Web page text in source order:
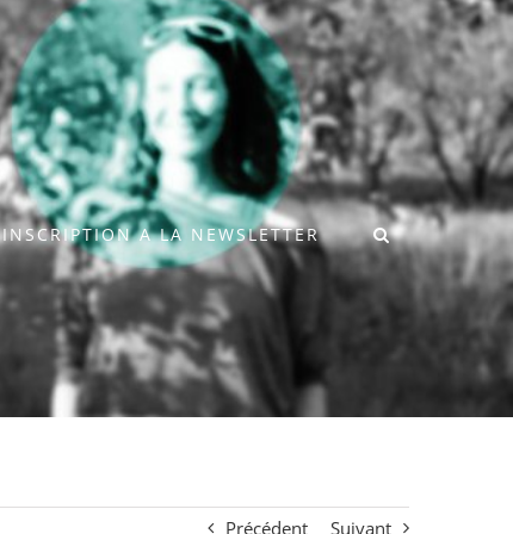
INSCRIPTION A LA NEWSLETTER
Précédent Suivant